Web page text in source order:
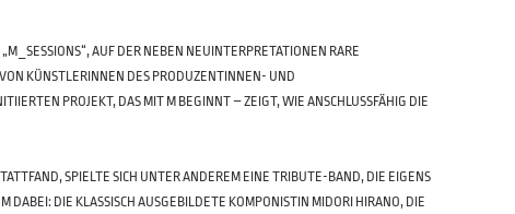
AUF DER NEBEN NEUINTERPRETATIONEN RARE
KÜNSTLERINNEN DES PRODUZENTINNEN- UND
PROJEKT, DAS MIT M BEGINNT – ZEIGT, WIE ANSCHLUSSFÄHIG DIE
SPIELTE SICH UNTER ANDEREM EINE TRIBUTE-BAND, DIE EIGENS
DABEI: DIE KLASSISCH AUSGEBILDETE KOMPONISTIN MIDORI HIRANO, DIE